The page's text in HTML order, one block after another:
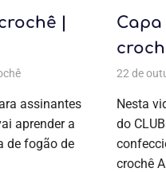
,Crochê Jogo de cozinha,Jogo
|
Todas as postagens,Aulas
assinantes
aprender a
de fogão de
22 de
Nesta
do
crochê